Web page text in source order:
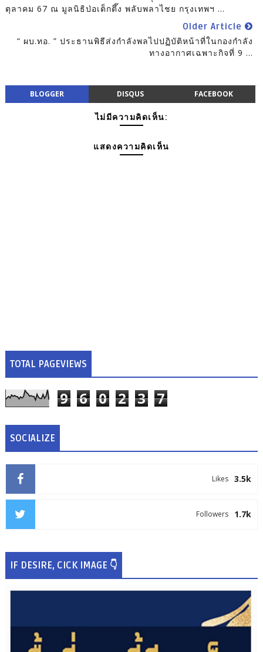
ตุลาคม 67 ณ มูลนิธิป่อเต็กตึ๊ง พลับพลาไชย กรุงเทพฯ ...
Older Article
“ ผบ.ทอ. ” ประธานพิธีส่งกำลังพลไปปฏิบัติหน้าที่ในกองกำลัง
ทางอากาศเฉพาะกิจที่ 9 ...
BLOGGER DISQUS FACEBOOK
ไม่มีความคิดเห็น:
แสดงความคิดเห็น
TOTAL PAGEVIEWS
9 6 0 2 3 7
SOCIALIZE
3.5k
Likes
1.7k
Followers
IF DESIRE, CICK IMAGE 👇